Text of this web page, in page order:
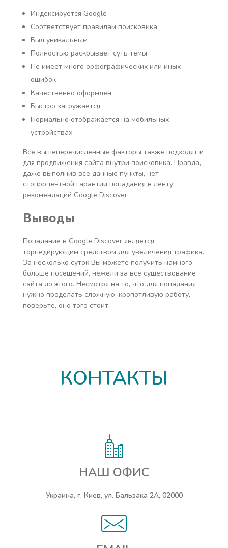
Индексируется Google
Соответствует правилам поисковика
Был уникальным
Полностью раскрывает суть темы
Не имеет много орфографических или иных
ошибок
Качественно оформлен
Быстро загружается
Нормально отображается на мобильных
устройствах
Все вышеперечисленные факторы также подходят и
для продвижения сайта внутри поисковика. Правда,
даже выполнив все данные пункты, нет
стопроцентной гарантии попадания в ленту
рекомендаций Google Discover.
Выводы
Попадание в Google Discover является
торпедирующим средством для увеличения трафика.
За несколько суток Вы можете получить намного
больше посещений, нежели за все существование
сайта до этого. Несмотря на то, что для попадания
нужно проделать сложную, кропотливую работу,
поверьте, оно того стоит.
КОНТАКТЫ
НАШ ОФИС
Украина, г. Киев, ул. Бальзака 2А, 02000